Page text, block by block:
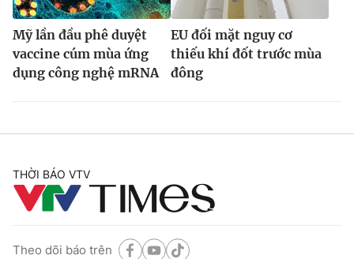
Mỹ lần đầu phê duyệt
vaccine cúm mùa ứng
dụng công nghệ mRNA
EU đối mặt nguy cơ
thiếu khí đốt trước mùa
đông
THỜI BÁO VTV
Theo dõi báo trên